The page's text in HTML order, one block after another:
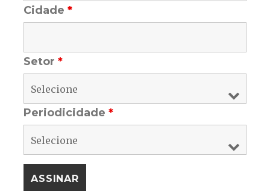
Cidade*
Setor*
Periodicidade*